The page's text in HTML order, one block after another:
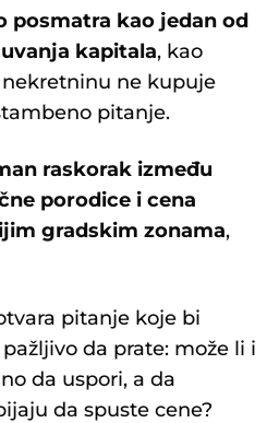
posmatra kao jedan od
kapitala, kao
ne kupuje
pitanje.
raskorak između
porodice i cena
gradskim zonama,
pitanje koje bi
da prate: može li i
da uspori, a da
da spuste cene?